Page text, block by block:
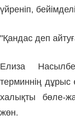
үйреніп,
"Қандас деп
Елиза
терминнің дұрыс
халықты бөле-
жөн.